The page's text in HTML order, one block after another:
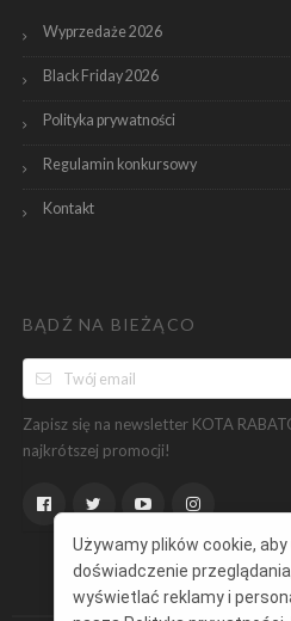
Wyprzedaże 2026
Black Friday 2026
Polityka prywatności
Regulamin konkursowy
Kontakt
BĄDŹ NA BIEŻĄCO
Zapisz się na newsletter KOTA
najkrótszej promocji!
Używamy plików cookie,
doświadczenie
wyświetlać reklamy i